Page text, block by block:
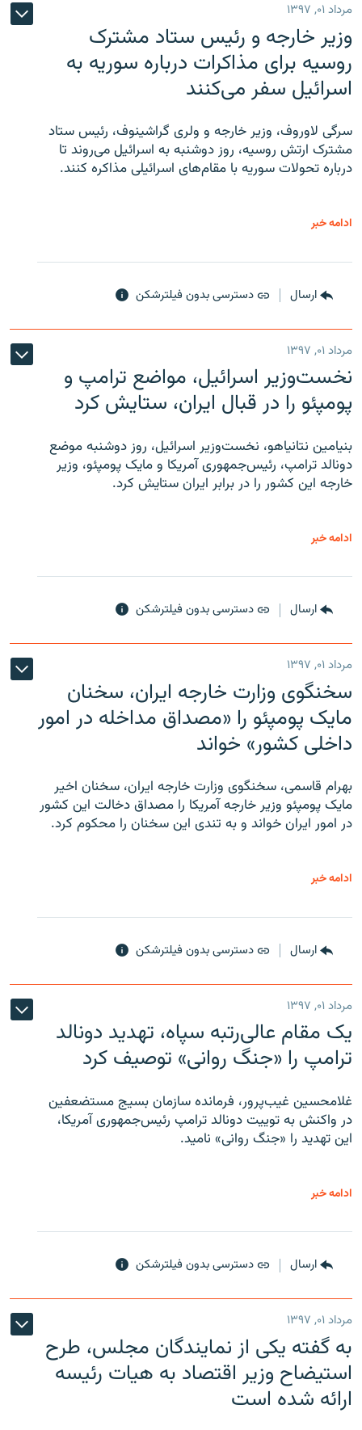
مرداد ۰۱, ۱۳۹۷
وزیر خارجه و رئیس‌ ستاد مشترک
روسیه برای مذاکرات درباره سوریه به
اسرائیل سفر می‌کنند
سرگی لاوروف، وزیر خارجه و ولری گراشینوف، رئیس ستاد
مشترک ارتش روسیه، روز دوشنبه به اسرائیل می‌روند تا
درباره تحولات سوریه با مقام‌های اسرائیلی مذاکره کنند.
ادامه خبر
ارسال دسترسی بدون فیلترشکن
مرداد ۰۱, ۱۳۹۷
نخست‌وزیر اسرائیل، مواضع ترامپ و
پومپئو را در قبال ایران، ستایش کرد
بنیامین نتانیاهو، نخست‌وزیر اسرائیل، روز دوشنبه موضع
دونالد ترامپ، رئیس‌جمهوری آمریکا و مایک پومپئو، وزیر
خارجه این کشور را در برابر ایران ستایش کرد.
ادامه خبر
ارسال دسترسی بدون فیلترشکن
مرداد ۰۱, ۱۳۹۷
سخنگوی وزارت خارجه ایران، سخنان
مایک پومپئو را «مصداق مداخله در امور
داخلی کشور» خواند
بهرام قاسمی، سخنگوی وزارت خارجه ایران، سخنان اخیر
مایک پومپئو وزیر خارجه آمریکا را مصداق دخالت این کشور
در امور ایران خواند و به تندی این سخنان را محکوم کرد.
ادامه خبر
ارسال دسترسی بدون فیلترشکن
مرداد ۰۱, ۱۳۹۷
یک مقام عالی‌رتبه سپاه، تهدید دونالد
ترامپ را «جنگ روانی» توصیف کرد
غلامحسین غیب‌پرور، فرمانده سازمان بسیج مستضعفین
در واکنش به توییت دونالد ترامپ رئیس‌جمهوری آمریکا،
این تهدید را «جنگ روانی» نامید.
ادامه خبر
ارسال دسترسی بدون فیلترشکن
مرداد ۰۱, ۱۳۹۷
به گفته یکی از نمایندگان مجلس، طرح
استیضاح وزیر اقتصاد به هیات رئیسه
ارائه شده است